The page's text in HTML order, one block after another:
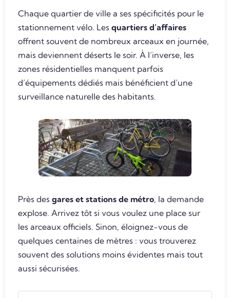
Chaque quartier de ville a ses spécificités pour le
stationnement vélo. Les quartiers d’affaires
offrent souvent de nombreux arceaux en journée,
mais deviennent déserts le soir. À l’inverse, les
zones résidentielles manquent parfois
d’équipements dédiés mais bénéficient d’une
surveillance naturelle des habitants.
Près des gares et stations de métro, la demande
explose. Arrivez tôt si vous voulez une place sur
les arceaux officiels. Sinon, éloignez-vous de
quelques centaines de mètres : vous trouverez
souvent des solutions moins évidentes mais tout
aussi sécurisées.